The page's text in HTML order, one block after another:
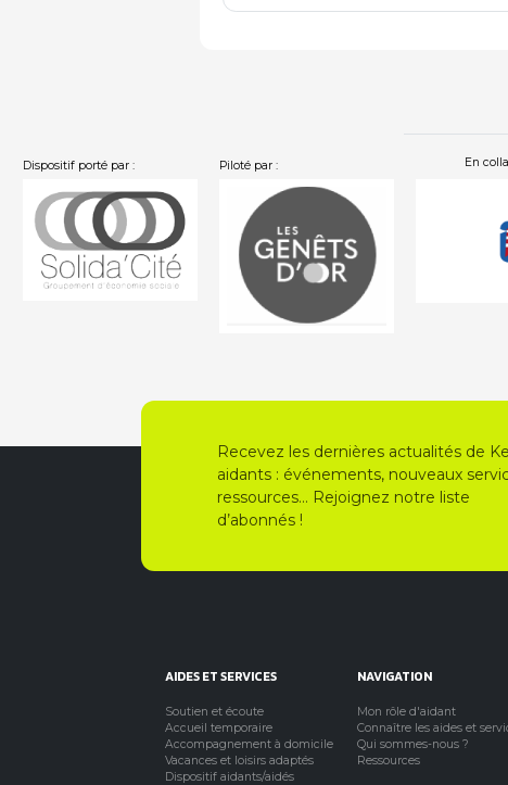
Dispositif porté par : Piloté par : En
Recevez les dernières actualités de
aidants : événements, nouveaux
ressources… Rejoignez notre liste
d’abonnés !
AIDES ET SERVICES
Soutien et écoute
Accueil temporaire
Accompagnement à domicile
Vacances et loisirs adaptés
Dispositif aidants/aidés
NAVIGATION
Mon rôle d'aidant
Connaître les aides et
Qui sommes-nous ?
Ressources